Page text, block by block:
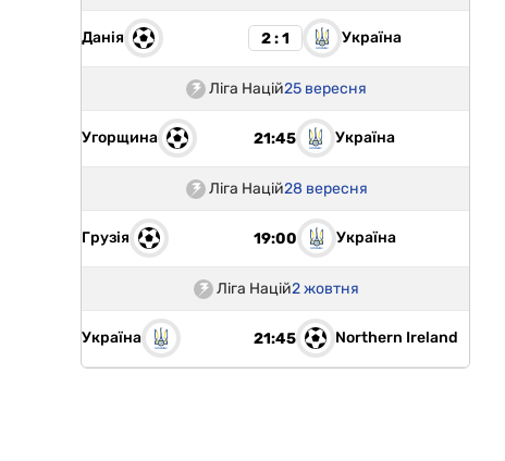
Данія 2 : 1 Україна
Ліга Націй25 вересня
Угорщина 21:45 Україна
Ліга Націй28 вересня
Грузія 19:00 Україна
Ліга Націй2 жовтня
Україна 21:45 Northern Ireland